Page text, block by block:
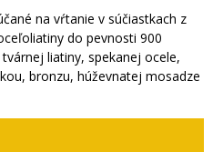
na vŕtanie v súčiastkach z
do pevnosti 900
liatiny, spekanej ocele,
bronzu, húževnatej mosadze